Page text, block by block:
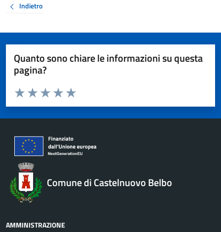
Indietro
Quanto sono chiare le informazioni su questa
pagina?
Valuta da 1 a 5 stelle la pagina
Valuta 5 stelle su 5
Valuta 4 stelle su 5
Valuta 3 stelle su 5
Valuta 2 stelle su 5
Valuta 1 stelle su 5
Comune di Castelnuovo Belbo
AMMINISTRAZIONE